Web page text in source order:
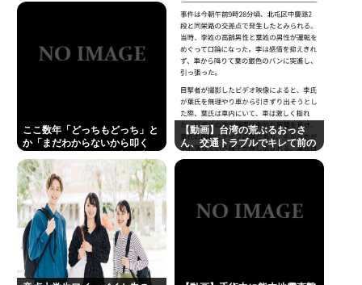
チ】」について、もっと具体的
に話そうか
ここ数年「どっちもどっち」と
か「まだわからないから叩く
たけどどっから来たの？(´・
ω・`)
【動画】台湾の荒ぶるおっさ
ん、交通トラブルでキレて前の